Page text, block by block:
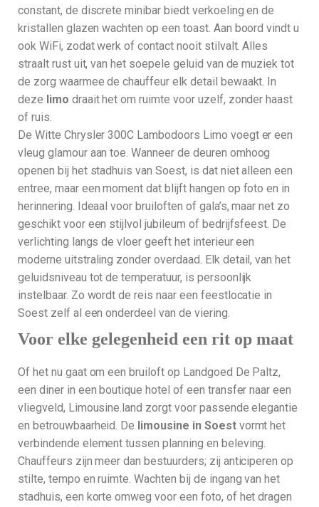
constant, de discrete minibar biedt verkoeling en de
kristallen glazen wachten op een toast. Aan boord vindt u
ook WiFi, zodat werk of contact nooit stilvalt. Alles
straalt rust uit, van het soepele geluid van de muziek tot
de zorg waarmee de chauffeur elk detail bewaakt. In
deze limo draait het om ruimte voor uzelf, zonder haast
of ruis.
De Witte Chrysler 300C Lambodoors Limo voegt er een
vleug glamour aan toe. Wanneer de deuren omhoog
openen bij het stadhuis van Soest, is dat niet alleen een
entree, maar een moment dat blijft hangen op foto en in
herinnering. Ideaal voor bruiloften of gala’s, maar net zo
geschikt voor een stijlvol jubileum of bedrijfsfeest. De
verlichting langs de vloer geeft het interieur een
moderne uitstraling zonder overdaad. Elk detail, van het
geluidsniveau tot de temperatuur, is persoonlijk
instelbaar. Zo wordt de reis naar een feestlocatie in
Soest zelf al een onderdeel van de viering.
Voor elke gelegenheid een rit op maat
Of het nu gaat om een bruiloft op Landgoed De Paltz,
een diner in een boutique hotel of een transfer naar een
vliegveld, Limousine.land zorgt voor passende elegantie
en betrouwbaarheid. De limousine in Soestvormt het
verbindende element tussen planning en beleving.
Chauffeurs zijn meer dan bestuurders; zij anticiperen op
stilte, tempo en ruimte. Wachten bij de ingang van het
stadhuis, een korte omweg voor een foto, of het dragen